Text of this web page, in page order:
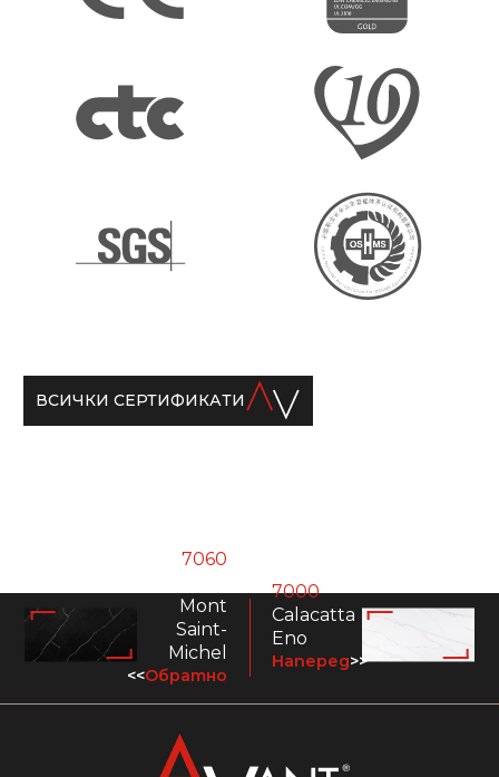
ВСИЧКИ СЕРТИФИКАТИ
7060
Mont
Saint-
Michel
<<Обратно
7000
Calacatta
Eno
Наперед>>